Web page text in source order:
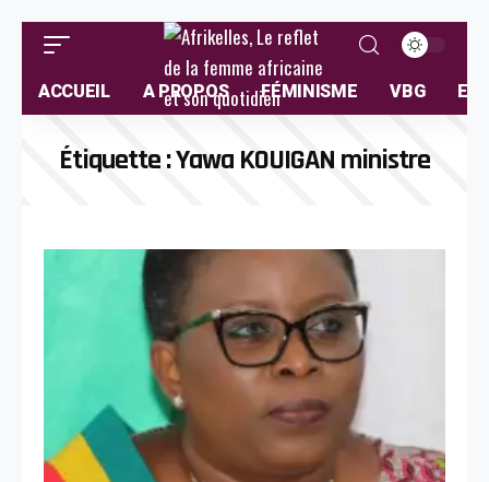
ACCUEIL A PROPOS FÉMINISME VBG
Étiquette :Yawa KOUIGAN ministre